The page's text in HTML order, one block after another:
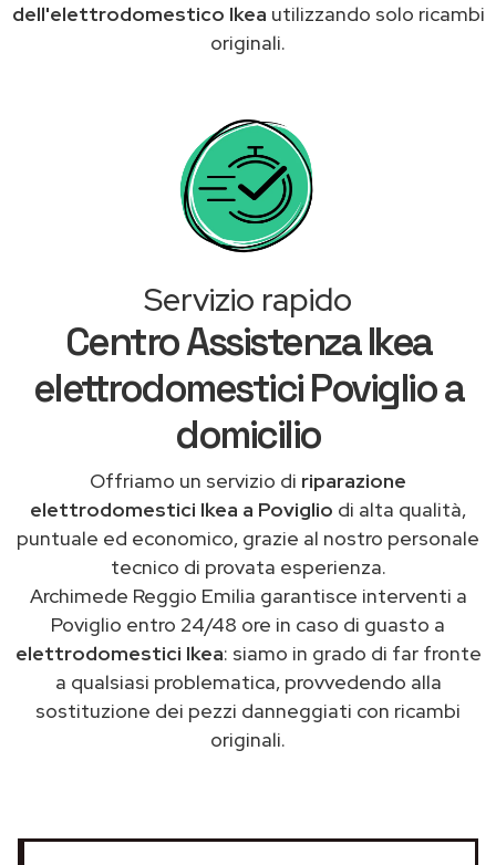
dell'elettrodomestico Ikea utilizzando solo ricambi
originali.
Servizio rapido
Centro Assistenza Ikea
elettrodomestici Poviglio a
domicilio
Offriamo un servizio di riparazione
elettrodomestici Ikea a Poviglio di alta qualità,
puntuale ed economico, grazie al nostro personale
tecnico di provata esperienza.
Archimede Reggio Emilia garantisce interventi a
Poviglio entro 24/48 ore in caso di guasto a
elettrodomestici Ikea: siamo in grado di far fronte
a qualsiasi problematica, provvedendo alla
sostituzione dei pezzi danneggiati con ricambi
originali.